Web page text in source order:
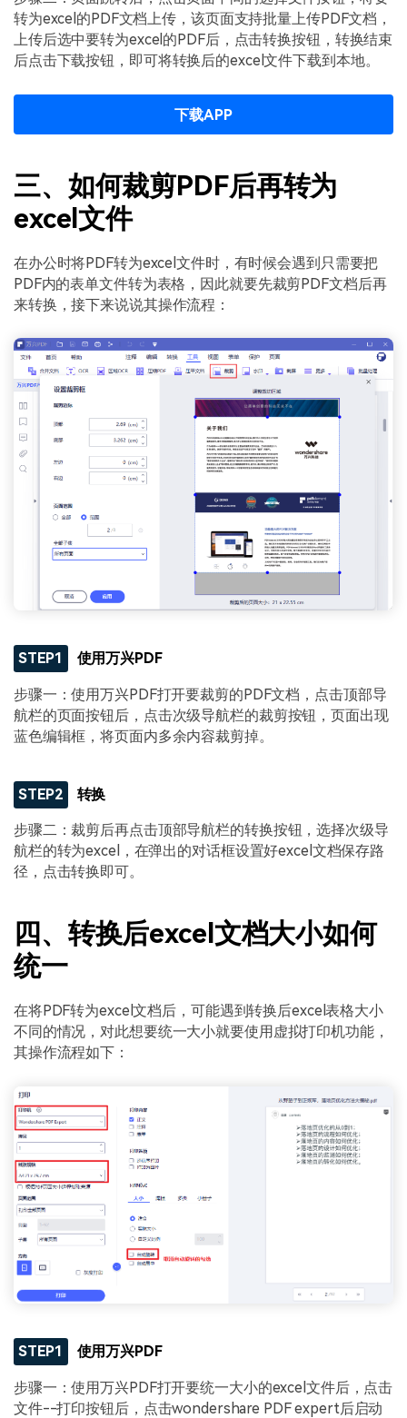
转为excel的PDF文档上传，该页面支持批量上传PDF文档，
上传后选中要转为excel的PDF后，点击转换按钮，转换结束
后点击下载按钮，即可将转换后的excel文件下载到本地。
下载APP
三、如何裁剪PDF后再转为
excel文件
在办公时将PDF转为excel文件时，有时候会遇到只需要把
PDF内的表单文件转为表格，因此就要先裁剪PDF文档后再
来转换，接下来说说其操作流程：
STEP1 使用万兴PDF
步骤一：使用万兴PDF打开要裁剪的PDF文档，点击顶部导
航栏的页面按钮后，点击次级导航栏的裁剪按钮，页面出现
蓝色编辑框，将页面内多余内容裁剪掉。
STEP2 转换
步骤二：裁剪后再点击顶部导航栏的转换按钮，选择次级导
航栏的转为excel，在弹出的对话框设置好excel文档保存路
径，点击转换即可。
四、转换后excel文档大小如何
统一
在将PDF转为excel文档后，可能遇到转换后excel表格大小
不同的情况，对此想要统一大小就要使用虚拟打印机功能，
其操作流程如下：
STEP1 使用万兴PDF
步骤一：使用万兴PDF打开要统一大小的excel文件后，点击
文件--打印按钮后，点击wondershare PDF expert后启动